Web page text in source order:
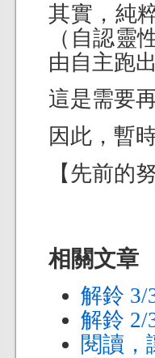
其實，純
（自認靈
由自主跑
這是需要
因此，暫
【先前的
相關文章
解鈴 3/
解鈴 2/
閱讀，